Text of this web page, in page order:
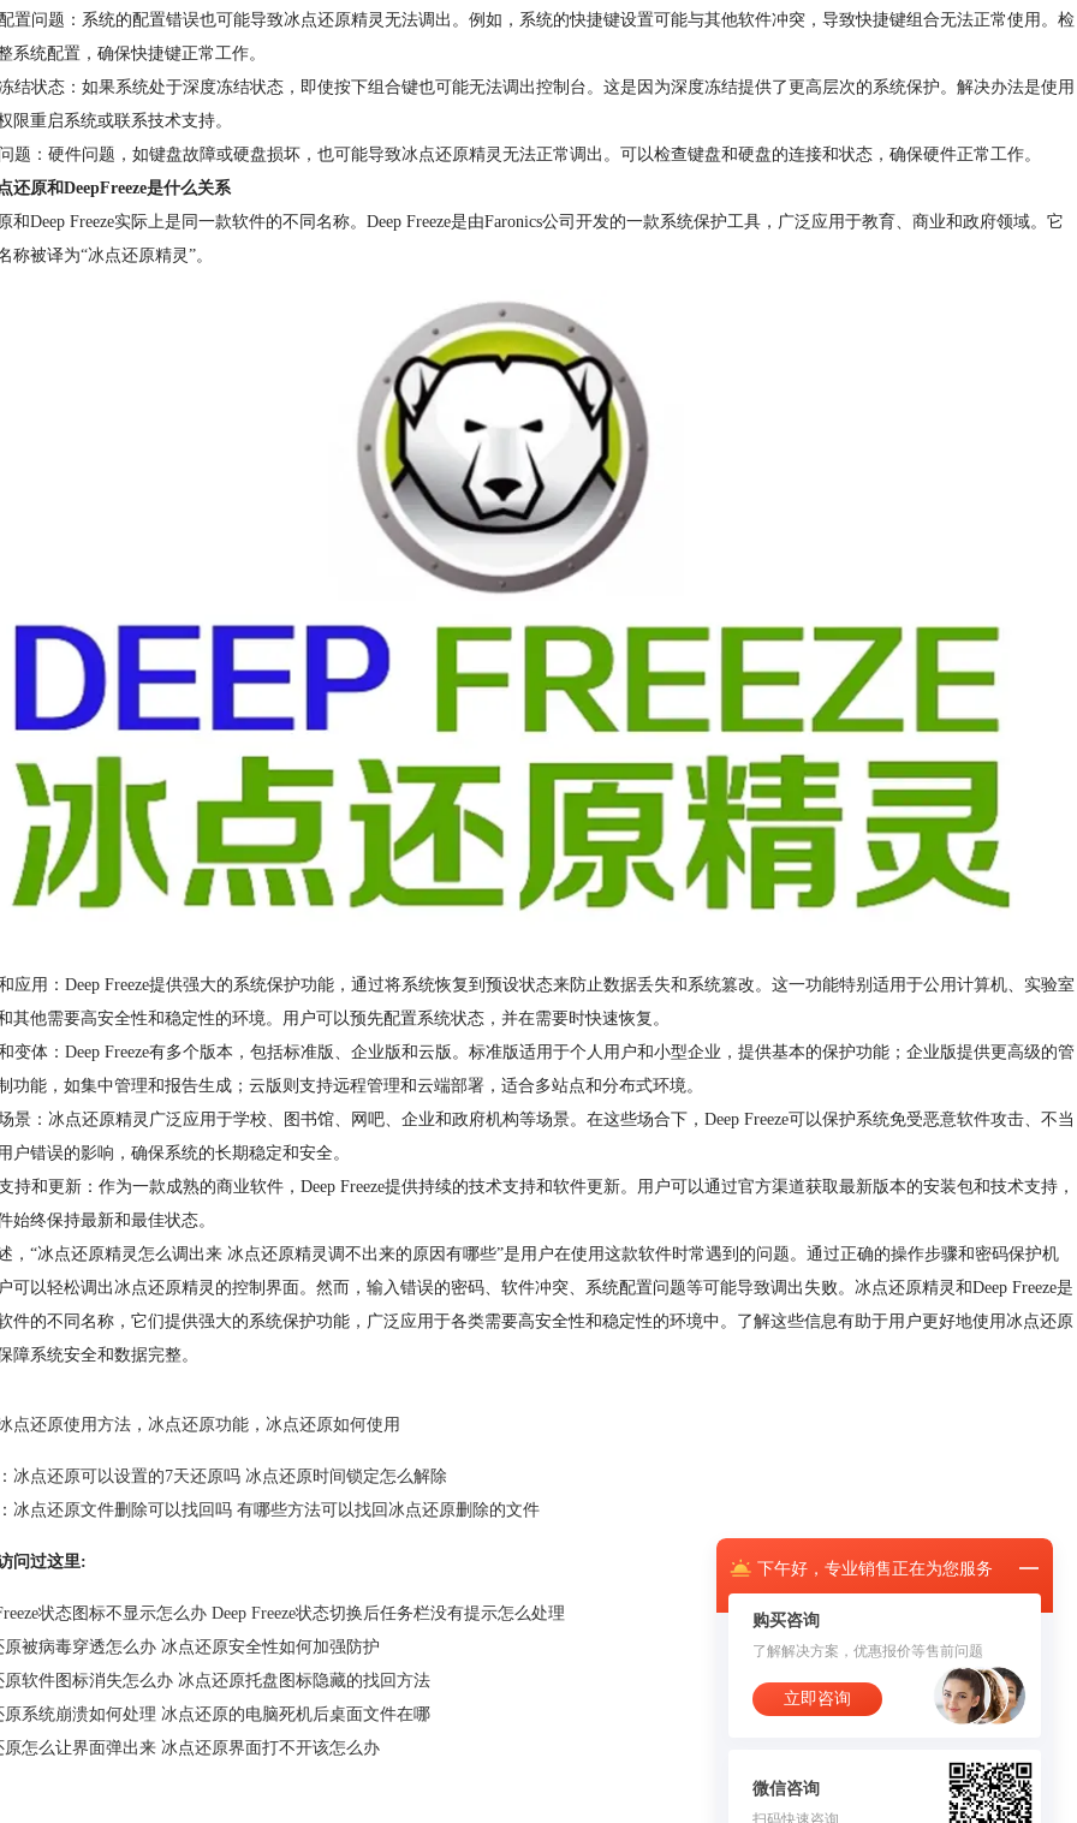
下午好， 专业销售正在为您服务
购买咨询
了解解决方案，优惠报价等售前问题
立即咨询
微信咨询
扫码快速咨询
置问题：系统的配置错误也可能导致冰点还原精灵无法调出。例如，系统的快捷键设置可能与其他软件冲突，导致快捷键组合无法正常使用。检
系统配置，确保快捷键正常工作。
结状态：如果系统处于深度冻结状态，即使按下组合键也可能无法调出控制台。这是因为深度冻结提供了更高层次的系统保护。解决办法是使用
限重启系统或联系技术支持。
题：硬件问题，如键盘故障或硬盘损坏，也可能导致冰点还原精灵无法正常调出。可以检查键盘和硬盘的连接和状态，确保硬件正常工作。
还原和DeepFreeze是什么关系
和Deep Freeze实际上是同一款软件的不同名称。Deep Freeze是由Faronics公司开发的一款系统保护工具，广泛应用于教育、商业和政府领域。它
称被译为“冰点还原精灵”。
应用：Deep Freeze提供强大的系统保护功能，通过将系统恢复到预设状态来防止数据丢失和系统篡改。这一功能特别适用于公用计算机、实验室
其他需要高安全性和稳定性的环境。用户可以预先配置系统状态，并在需要时快速恢复。
变体：Deep Freeze有多个版本，包括标准版、企业版和云版。标准版适用于个人用户和小型企业，提供基本的保护功能；企业版提供更高级的管
功能，如集中管理和报告生成；云版则支持远程管理和云端部署，适合多站点和分布式环境。
景：冰点还原精灵广泛应用于学校、图书馆、网吧、企业和政府机构等场景。在这些场合下，Deep Freeze可以保护系统免受恶意软件攻击、不当
户错误的影响，确保系统的长期稳定和安全。
持和更新：作为一款成熟的商业软件，Deep Freeze提供持续的技术支持和软件更新。用户可以通过官方渠道获取最新版本的安装包和技术支持，
始终保持最新和最佳状态。
，“冰点还原精灵怎么调出来 冰点还原精灵调不出来的原因有哪些”是用户在使用这款软件时常遇到的问题。通过正确的操作步骤和密码保护机
可以轻松调出冰点还原精灵的控制界面。然而，输入错误的密码、软件冲突、系统配置问题等可能导致调出失败。冰点还原精灵和Deep Freeze是
件的不同名称，它们提供强大的系统保护功能，广泛应用于各类需要高安全性和稳定性的环境中。了解这些信息有助于用户更好地使用冰点还原
障系统安全和数据完整。
点还原使用方法 ， 冰点还原功能 ， 冰点还原如何使用
冰点还原可以设置的7天还原吗 冰点还原时间锁定怎么解除
冰点还原文件删除可以找回吗 有哪些方法可以找回冰点还原删除的文件
问过这里:
状态图标不显示怎么办 Deep Freeze状态切换后任务栏没有提示怎么处理
原被病毒穿透怎么办 冰点还原安全性如何加强防护
原软件图标消失怎么办 冰点还原托盘图标隐藏的找回方法
原系统崩溃如何处理 冰点还原的电脑死机后桌面文件在哪
原怎么让界面弹出来 冰点还原界面打不开该怎么办